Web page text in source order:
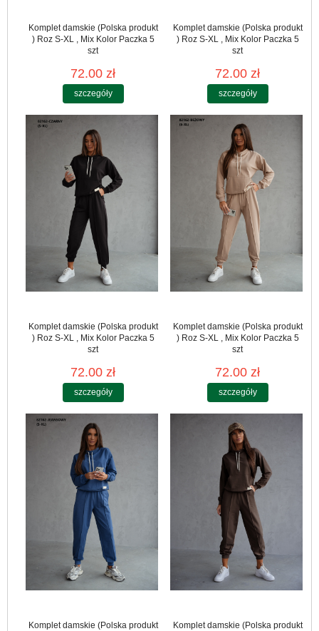
Komplet damskie (Polska produkt
) Roz S-XL , Mix Kolor Paczka 5
szt
72.00 zł
szczegóły
Komplet damskie (Polska produkt
) Roz S-XL , Mix Kolor Paczka 5
szt
72.00 zł
szczegóły
Komplet damskie (Polska produkt
) Roz S-XL , Mix Kolor Paczka 5
szt
72.00 zł
szczegóły
Komplet damskie (Polska produkt
) Roz S-XL , Mix Kolor Paczka 5
szt
72.00 zł
szczegóły
Komplet damskie (Polska produkt
Komplet damskie (Polska produkt